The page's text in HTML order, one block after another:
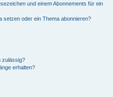
und einem Abonnements für ein
setzen oder ein Thema abonnieren?
zulässig?
erhalten?